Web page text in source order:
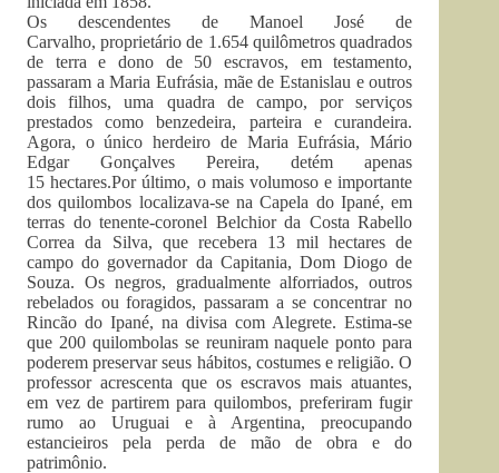
Os descendentes de Manoel José de
Carvalho, proprietário de 1.654 quilômetros quadrados
de terra e dono de 50 escravos, em testamento,
passaram a Maria Eufrásia, mãe de Estanislau e outros
dois filhos, uma quadra de campo, por serviços
prestados como benzedeira, parteira e curandeira.
Agora, o único herdeiro de Maria Eufrásia, Mário
Edgar Gonçalves Pereira, detém apenas
15 hectares.Por último, o mais volumoso e importante
dos quilombos localizava-se na Capela do Ipané, em
terras do tenente-coronel Belchior da Costa Rabello
Correa da Silva, que recebera 13 mil hectares de
campo do governador da Capitania, Dom Diogo de
Souza. Os negros, gradualmente alforriados, outros
rebelados ou foragidos, passaram a se concentrar no
Rincão do Ipané, na divisa com Alegrete. Estima-se
que 200 quilombolas se reuniram naquele ponto para
poderem preservar seus hábitos, costumes e religião. O
professor acrescenta que os escravos mais atuantes,
em vez de partirem para quilombos, preferiram fugir
rumo ao Uruguai e à Argentina, preocupando
estancieiros pela perda de mão de obra e do
patrimônio.